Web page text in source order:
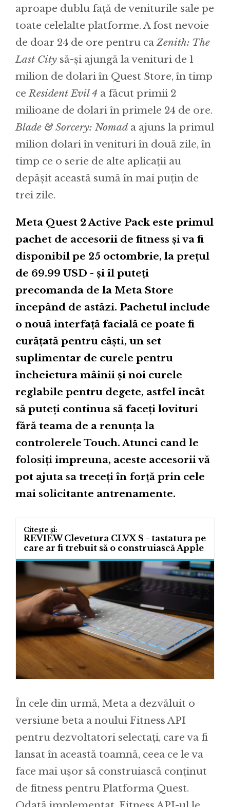
aproape dublu față de veniturile sale pe
toate celelalte platforme. A fost nevoie
de doar 24 de ore pentru ca Zenith: The
Last City să-și ajungă la venituri de 1
milion de dolari în Quest Store, în timp
ceResident Evil 4 a făcut primii 2
milioane de dolari în primele 24 de ore.
Blade & Sorcery: Nomada ajuns la primul
milion dolari în venituri în două zile, în
timp ce o serie de alte aplicații au
depășit această sumă în mai puțin de
trei zile.
Meta Quest 2 Active Pack este primul
pachet de accesorii de fitness și va fi
disponibil pe 25 octombrie, la prețul
de 69.99 USD - și îl puteți
precomanda de la Meta Store
începând de astăzi. Pachetul include
o nouă interfață facială ce poate fi
curățată pentru căști, un set
suplimentar de curele pentru
încheietura mâinii și noi curele
reglabile pentru degete, astfel încât
să puteți continua să faceți lovituri
fără teama de a renunța la
controlerele Touch. Atunci cand le
folosiți impreuna, aceste accesorii vă
pot ajuta sa treceți în forță prin cele
mai solicitante antrenamente.
REVIEW Clevetura CLVX S - tastatura pe
care ar fi trebuit să o construiască Apple
În cele din urmă, Meta a dezvăluit o
versiune beta a noului Fitness API
pentru dezvoltatori selectați, care va fi
lansat în această toamnă, ceea ce le va
face mai ușor să construiască conținut
de fitness pentru Platforma Quest.